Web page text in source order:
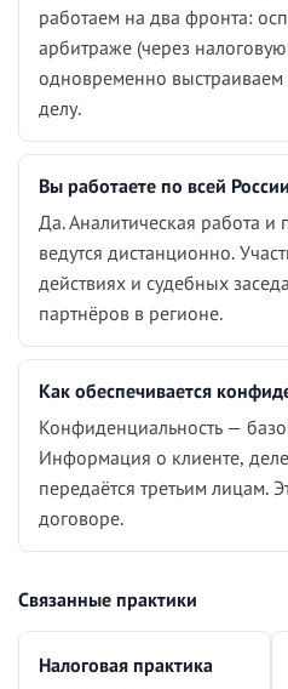
работаем на два фронта:
арбитраже (через
одновременно выстраиваем
делу.
Вы работаете по всей
Да. Аналитическая работа и
ведутся дистанционно.
действиях и судебных
партнёров в регионе.
Как обеспечивается
Конфиденциальность —
Информация о клиенте,
передаётся третьим лицам.
договоре.
Связанные практики
Налоговая практика